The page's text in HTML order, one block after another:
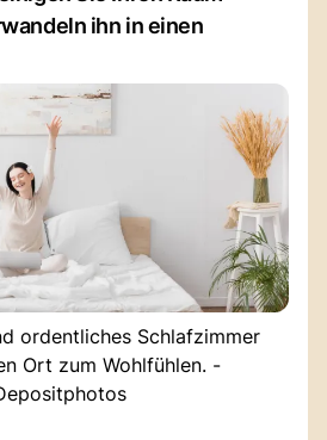
ihn in einen
ordentliches Schlafzimmer
Ort zum Wohlfühlen. -